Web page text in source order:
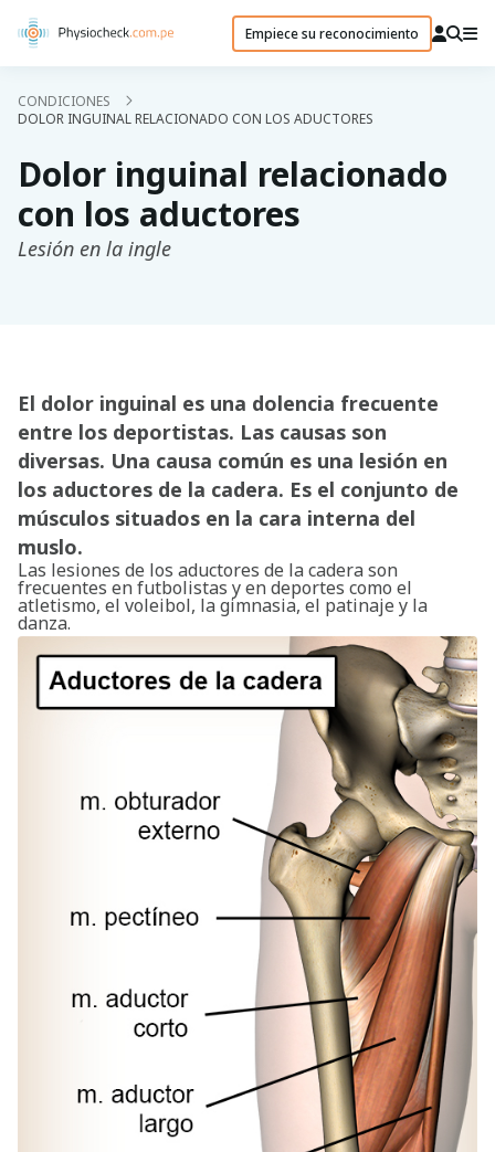
Empiece su reconocimiento
CONDICIONES
DOLOR INGUINAL RELACIONADO CON LOS ADUCTORES
Dolor inguinal relacionado
con los aductores
Lesión en la ingle
El dolor inguinal es una dolencia frecuente
entre los deportistas. Las causas son
diversas. Una causa común es una lesión en
los aductores de la cadera. Es el conjunto de
músculos situados en la cara interna del
muslo.
Las lesiones de los aductores de la cadera son
frecuentes en futbolistas y en deportes como el
atletismo, el voleibol, la gimnasia, el patinaje y la
danza.